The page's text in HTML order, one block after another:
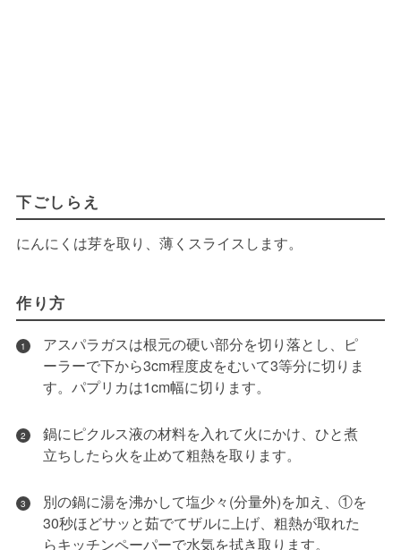
下ごしらえ
にんにくは芽を取り、薄くスライスします。
作り方
1
アスパラガスは根元の硬い部分を切り落とし、ピ
ーラーで下から3cm程度皮をむいて3等分に切りま
す。パプリカは1cm幅に切ります。
2
鍋にピクルス液の材料を入れて火にかけ、ひと煮
立ちしたら火を止めて粗熱を取ります。
3
別の鍋に湯を沸かして塩少々(分量外)を加え、①を
30秒ほどサッと茹でてザルに上げ、粗熱が取れた
らキッチンペーパーで水気を拭き取ります。